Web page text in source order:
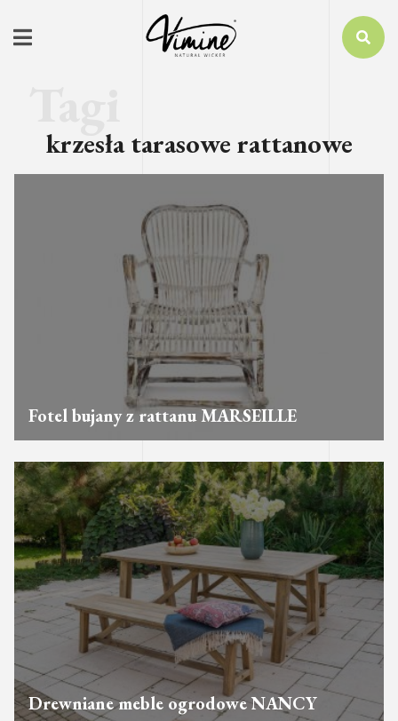
krzesła tarasowe rattanowe
Fotel bujany z rattanu MARSEILLE
Drewniane meble ogrodowe NANCY